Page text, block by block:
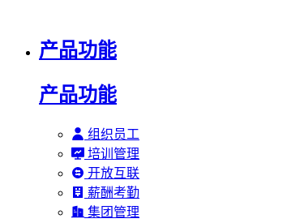
产品功能
产品功能
组织员工
培训管理
开放互联
薪酬考勤
集团管理